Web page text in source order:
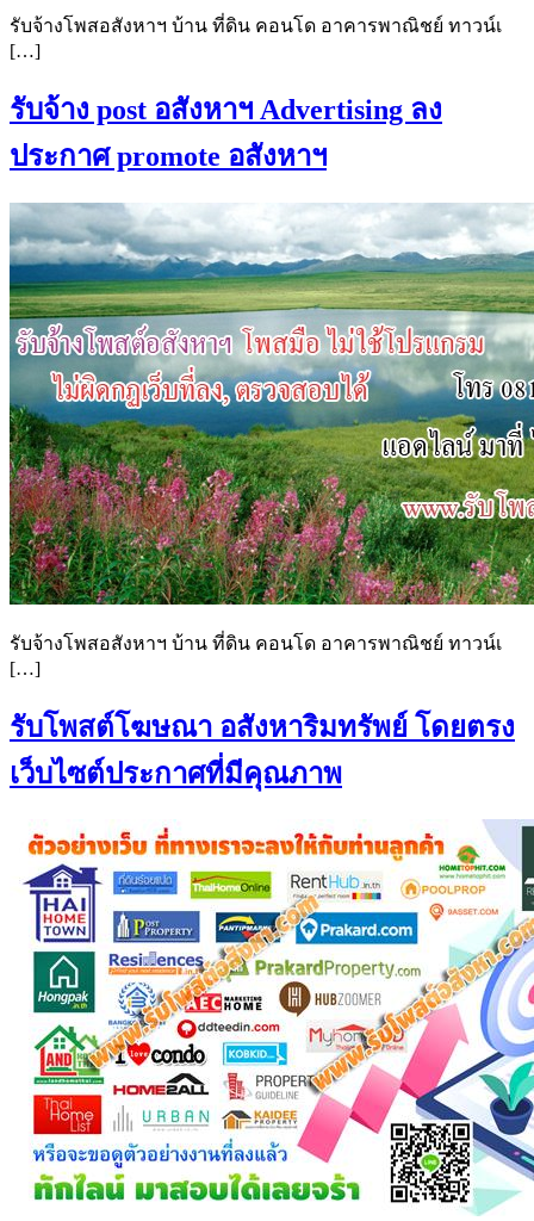
รับจ้างโพสอสังหาฯ บ้าน ที่ดิน คอนโด อาคารพาณิชย์ ทาวน์เ
[…]
รับจ้าง post อสังหาฯ Advertising ลง
ประกาศ promote อสังหาฯ
รับจ้างโพสอสังหาฯ บ้าน ที่ดิน คอนโด อาคารพาณิชย์ ทาวน์เ
[…]
รับโพสต์โฆษณา อสังหาริมทรัพย์ โดยตรง
เว็บไซต์ประกาศที่มีคุณภาพ